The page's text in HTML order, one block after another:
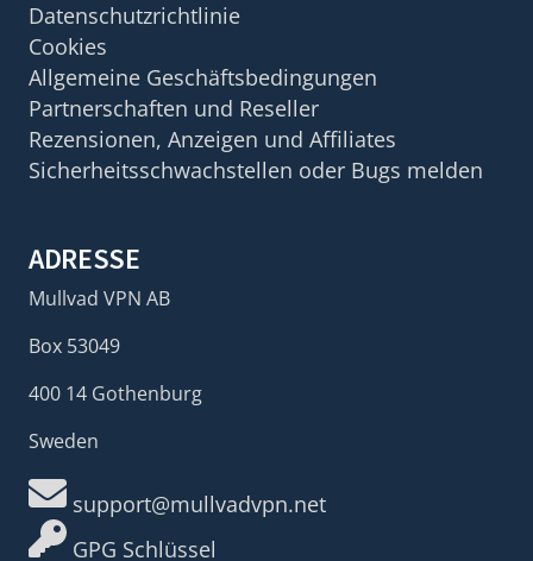
Datenschutzrichtlinie
Cookies
Allgemeine Geschäftsbedingungen
Partnerschaften und Reseller
Rezensionen, Anzeigen und Affiliates
Sicherheitsschwachstellen oder Bugs melden
ADRESSE
Mullvad VPN AB
Box 53049
400 14 Gothenburg
Sweden
support@mullvadvpn.net
GPG Schlüssel